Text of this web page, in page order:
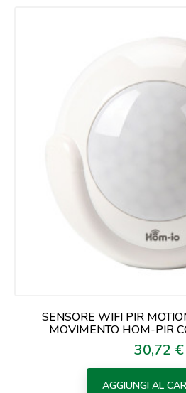
SENSORE WIFI PIR
MOVIMENTO HOM-PIR
Prezzo
30,72 €
AGGIUNGI AL